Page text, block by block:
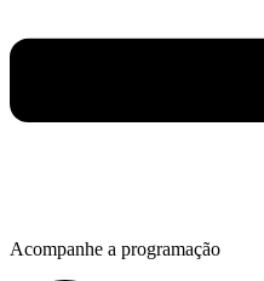
Acompanhe a programação